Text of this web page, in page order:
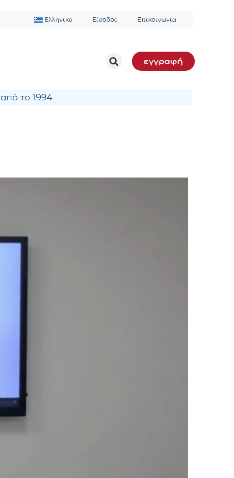
Ελληνικα Είσοδος Επικοινωνία
εγγραφή
το 1994